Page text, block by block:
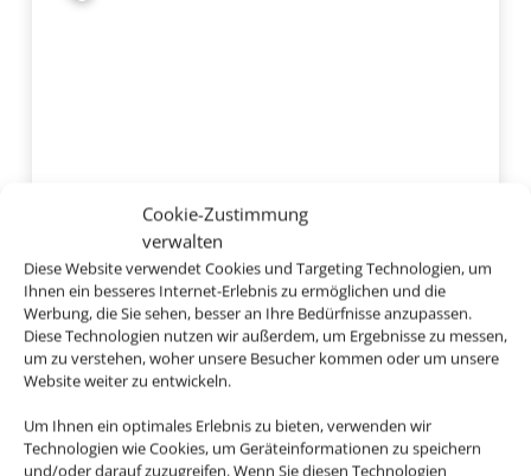
Cookie-Zustimmung
verwalten
Diese Website verwendet Cookies und Targeting Technologien, um
Ihnen ein besseres Internet-Erlebnis zu ermöglichen und die
Werbung, die Sie sehen, besser an Ihre Bedürfnisse anzupassen.
Diese Technologien nutzen wir außerdem, um Ergebnisse zu messen,
um zu verstehen, woher unsere Besucher kommen oder um unsere
Website weiter zu entwickeln.
Um Ihnen ein optimales Erlebnis zu bieten, verwenden wir
Technologien wie Cookies, um Geräteinformationen zu speichern
und/oder darauf zuzugreifen. Wenn Sie diesen Technologien
Globales Lord Nelson
Menorca, Santo Tomas